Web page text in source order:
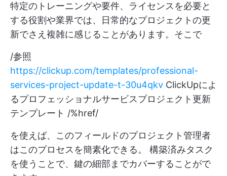
特定のトレーニングや要件、ライセンスを必要と
する役割や業界では、日常的なプロジェクトの更
新でさえ複雑に感じることがあります。そこで
/参照
https://clickup.com/templates/professional-
services-project-update-t-30u4qkv ClickUpによ
るプロフェッショナルサービスプロジェクト更新
テンプレート /%href/
を使えば、このフィールドのプロジェクト管理者
はこのプロセスを簡素化できる。 構築済みタスク
を使うことで、鍵の細部までカバーすることがで